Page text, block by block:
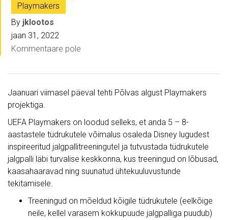
Playmakers
By jklootos
jaan 31, 2022
Kommentaare pole
Jaanuari viimasel päeval tehti Põlvas algust Playmakers
projektiga.
UEFA Playmakers on loodud selleks, et anda 5 – 8-
aastastele tüdrukutele võimalus osaleda Disney lugudest
inspireeritud jalgpallitreeningutel ja tutvustada tüdrukutele
jalgpalli läbi turvalise keskkonna, kus treeningud on lõbusad,
kaasahaaravad ning suunatud ühtekuuluvustunde
tekitamisele.
Treeningud on mõeldud kõigile tüdrukutele (eelkõige
neile, kellel varasem kokkupuude jalgpalliga puudub)